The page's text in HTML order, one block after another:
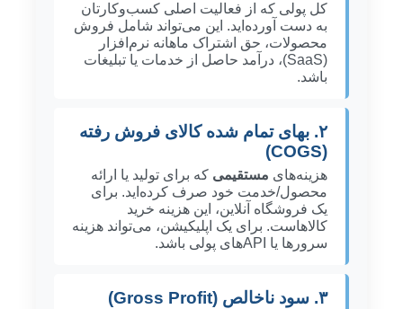
کل پولی که از فعالیت اصلی کسب‌وکارتان
به دست آورده‌اید. این می‌تواند شامل فروش
محصولات، حق اشتراک ماهانه نرم‌افزار
(SaaS)، درآمد حاصل از خدمات یا تبلیغات
باشد.
۲. بهای تمام شده کالای فروش رفته
(COGS)
هزینه‌های مستقیمی که برای تولید یا ارائه
محصول/خدمت خود صرف کرده‌اید. برای
یک فروشگاه آنلاین، این هزینه خرید
کالاهاست. برای یک اپلیکیشن، می‌تواند هزینه
سرورها یا APIهای پولی باشد.
۳. سود ناخالص (Gross Profit)